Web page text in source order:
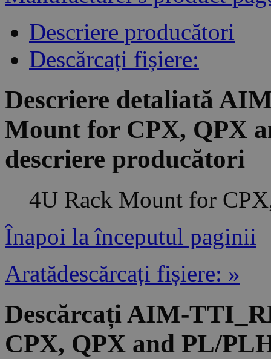
Descriere producători
Descărcați fișiere:
Descriere detaliată
Mount for CPX, QPX
descriere producători
4U Rack Mount for
Înapoi la începutul paginii
Aratădescărcați fișiere: »
Descărcați AIM-
CPX, QPX and PL/